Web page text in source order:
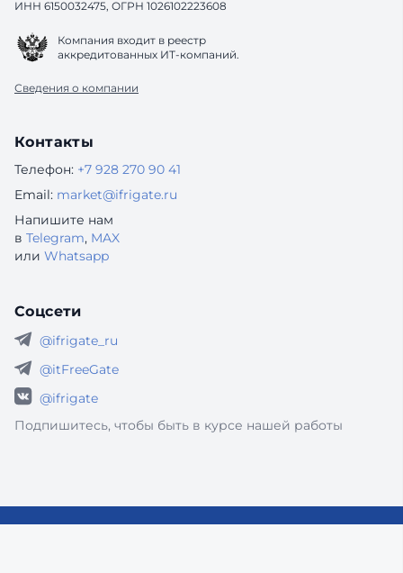
ИНН 6150032475, ОГРН 1026102223608
Компания входит в реестр
аккредитованных ИТ-компаний.
Сведения о компании
Контакты
Телефон: +7 928 270 90 41
Email: market@ifrigate.ru
Напишите нам
в Telegram, MAX
или Whatsapp
Соцсети
@ifrigate_ru
@itFreeGate
@ifrigate
Подпишитесь, чтобы быть в курсе нашей работы